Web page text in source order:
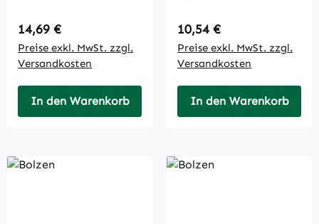
Regulärer Preis:
14,69 €
Preise exkl. MwSt. zzgl.
Versandkosten
In den Warenkorb
Regulärer Preis:
10,54 €
Preise exkl. MwSt. zzgl.
Versandkosten
In den Warenkorb